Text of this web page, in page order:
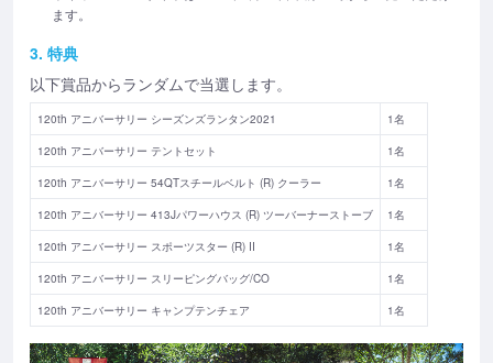
ます。
3. 特典
以下賞品からランダムで当選します。
120th アニバーサリー シーズンズランタン2021 1名
120th アニバーサリー テントセット 1名
120th アニバーサリー 54QTスチールベルト (R) クーラー 1名
120th アニバーサリー 413Jパワーハウス (R) ツーバーナーストーブ 1名
120th アニバーサリー スポーツスター (R) II 1名
120th アニバーサリー スリーピングバッグ/CO 1名
120th アニバーサリー キャンプテンチェア 1名